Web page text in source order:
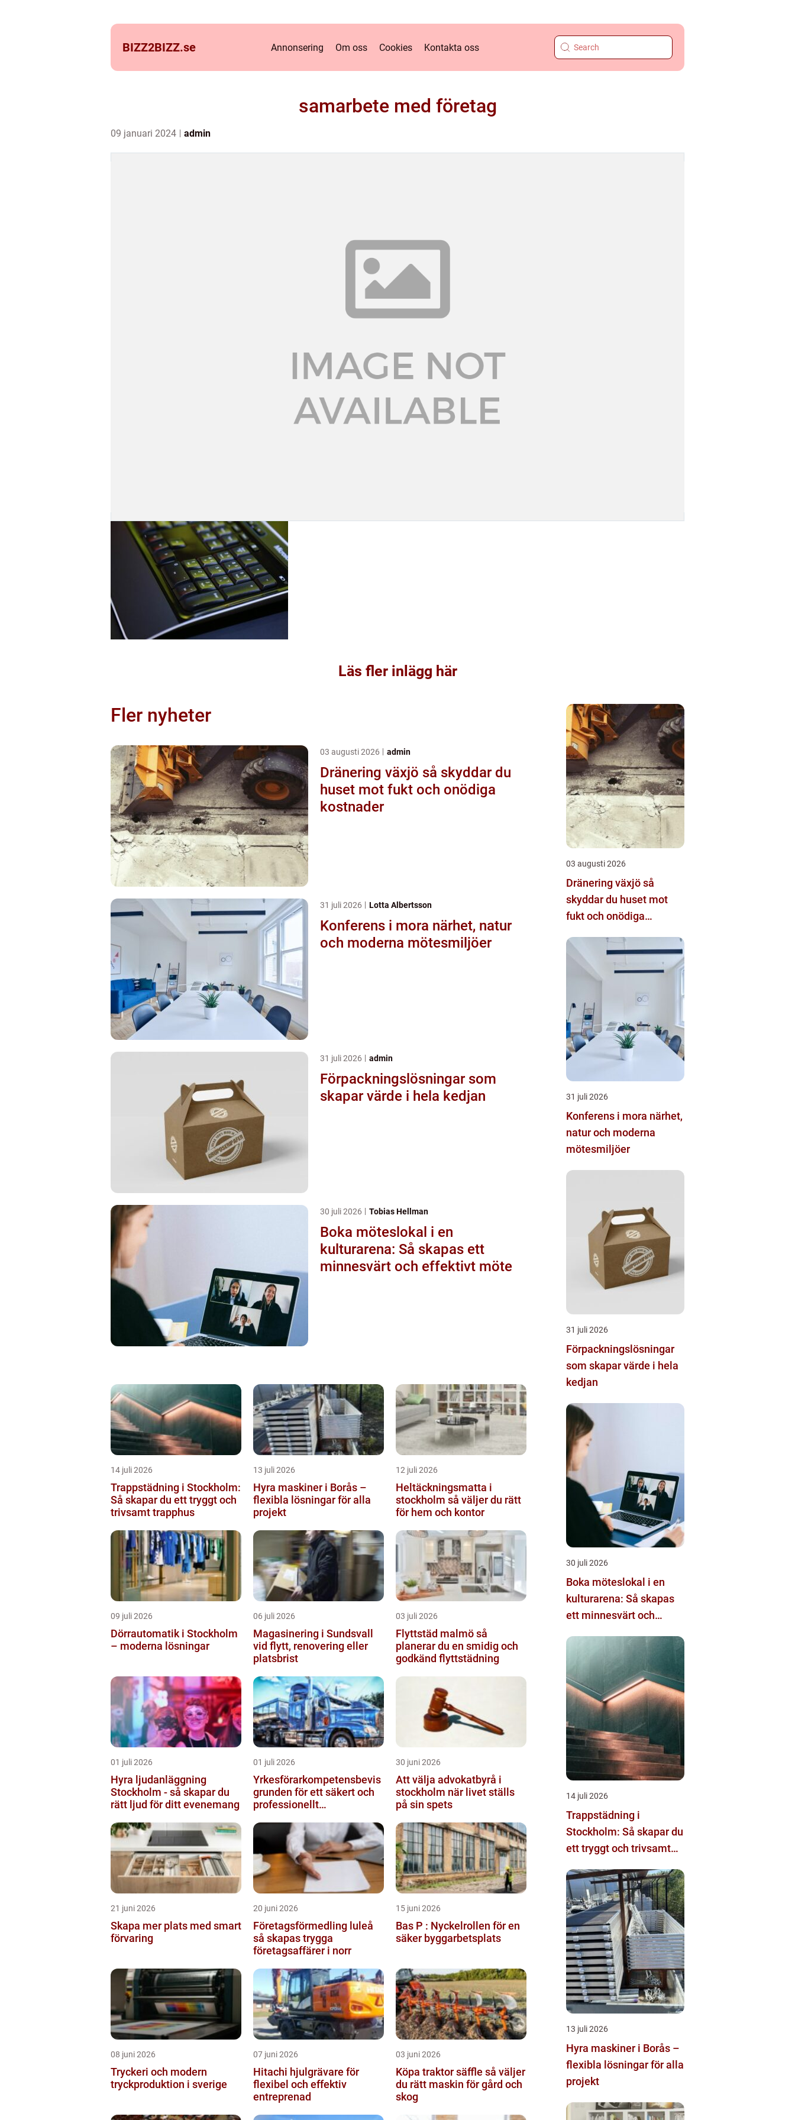
BIZZ2BIZZ.se Annonsering Om oss Cookies Kontakta oss
samarbete med företag
09 januari 2024 admin
Läs fler inlägg här
Fler nyheter
03 augusti 2026 admin
Dränering växjö så skyddar du
huset mot fukt och onödiga
kostnader
31 juli 2026 Lotta Albertsson
Konferens i mora närhet, natur
och moderna mötesmiljöer
31 juli 2026 admin
Förpackningslösningar som
skapar värde i hela kedjan
30 juli 2026 Tobias Hellman
Boka möteslokal i en
kulturarena: Så skapas ett
minnesvärt och effektivt möte
14 juli 2026
Trappstädning i Stockholm:
Så skapar du ett tryggt och
trivsamt trapphus
13 juli 2026
Hyra maskiner i Borås –
flexibla lösningar för alla
projekt
12 juli 2026
Heltäckningsmatta i
stockholm så väljer du rätt
för hem och kontor
09 juli 2026
Dörrautomatik i Stockholm
– moderna lösningar
06 juli 2026
Magasinering i Sundsvall
vid flytt, renovering eller
platsbrist
03 juli 2026
Flyttstäd malmö så
planerar du en smidig och
godkänd flyttstädning
01 juli 2026
Hyra ljudanläggning
Stockholm - så skapar du
rätt ljud för ditt evenemang
01 juli 2026
Yrkesförarkompetensbevis
grunden för ett säkert och
professionellt
30 juni 2026
Att välja advokatbyrå i
stockholm när livet ställs
på sin spets
21 juni 2026
Skapa mer plats med smart
förvaring
20 juni 2026
Företagsförmedling luleå
så skapas trygga
företagsaffärer i norr
15 juni 2026
Bas P : Nyckelrollen för en
säker byggarbetsplats
08 juni 2026
Tryckeri och modern
tryckproduktion i sverige
07 juni 2026
Hitachi hjulgrävare för
flexibel och effektiv
entreprenad
03 juni 2026
Köpa traktor säffle så väljer
du rätt maskin för gård och
skog
03 augusti 2026
Dränering växjö så
skyddar du huset mot
fukt och onödiga
31 juli 2026
Konferens i mora närhet,
natur och moderna
mötesmiljöer
31 juli 2026
Förpackningslösningar
som skapar värde i hela
kedjan
30 juli 2026
Boka möteslokal i en
kulturarena: Så skapas
ett minnesvärt och
14 juli 2026
Trappstädning i
Stockholm: Så skapar du
ett tryggt och trivsamt
13 juli 2026
Hyra maskiner i Borås –
flexibla lösningar för alla
projekt